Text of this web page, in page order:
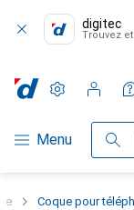
digitec
Trouvez
Navigation par
Menu
Paramètres
Compte client
Listes de
Listes
Panier
Coque pour